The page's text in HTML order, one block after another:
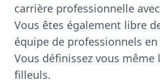
carrière professionnelle
Vous êtes également libre
équipe de professionnels
Vous définissez vous même
filleuls.